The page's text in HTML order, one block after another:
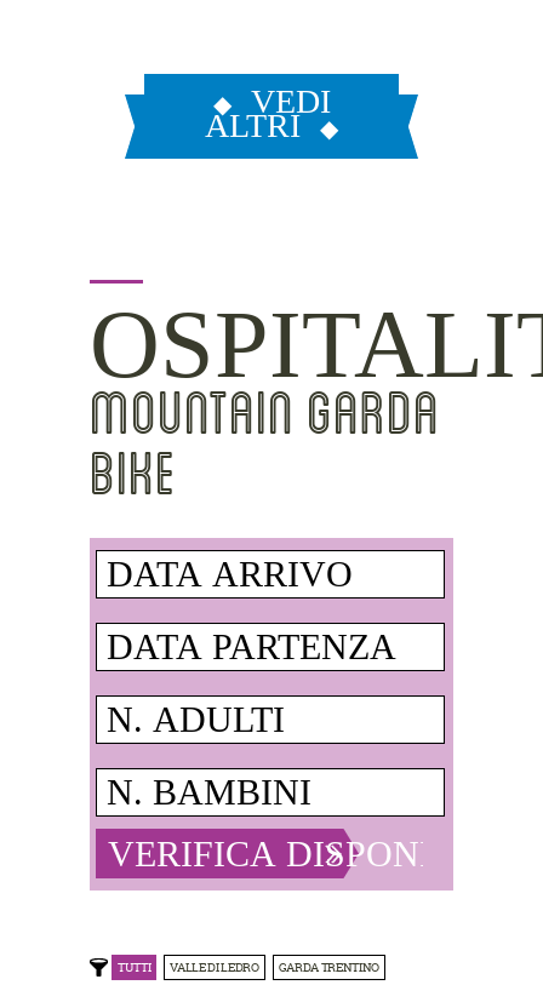
VEDI
ALTRI
MOUNTAIN GARDA
BIKE
TUTTI VALLE DI LEDRO GARDA TRENTINO